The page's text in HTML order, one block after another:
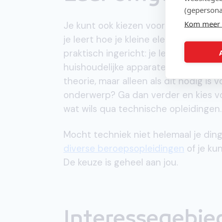
Kom
Je kunt ook kiezen voor de cursus
je leert hoe je kleine elektronische
praktisch ingericht: je leert de
huishoudelijke apparaten,
theorie, maar alleen als dit nodig is
onderwerp? Ga dan verder en kies
wat wils qua technische opleidingen.
Mocht techniek niet helemaal je
diverse beroepsopleidingen of je
De keuze is geheel aan jou.